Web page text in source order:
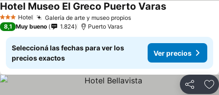
3 Estrellas
Hotel Galería de arte y museo propios
Hotel Museo El Greco Puerto Varas
8,1 Muy bueno 1.824 Puerto Varas
Seleccioná las fechas para ver los
precios exactos
Ver precios
Compartir